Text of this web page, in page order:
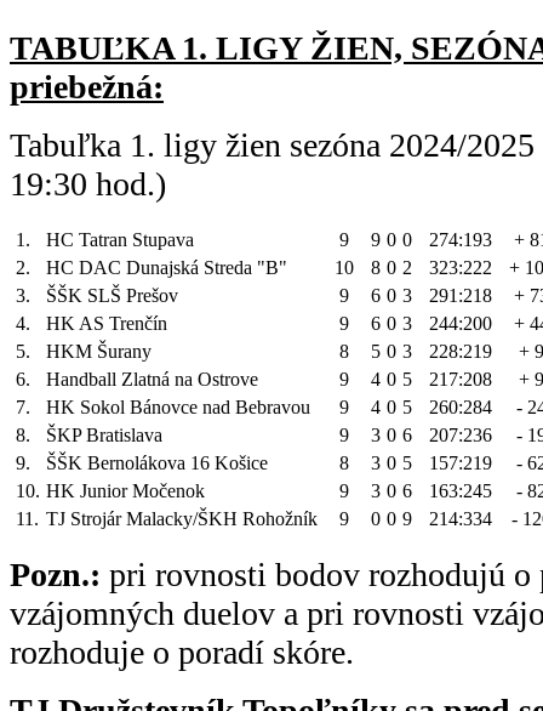
TABUĽKA 1. LIGY ŽIEN,
priebežná:
Tabuľka 1. ligy žien sezóna 2024/
19:30 hod.)
1. HC Tatran Stupava 9 9 0 0 274:193
+
2.
HC DAC Dunajská Streda "B" 10 8 0 2 323:222
+
3.
ŠŠK SLŠ Prešov 9 6 0 3 291:218
+
4.
HK AS Trenčín 9 6 0 3 244:200
+
5.
HKM Šurany 8 5 0 3 228:219
+ 9
6.
Handball Zlatná na Ostrove 9 4 0 5 217:208
+ 9
7.
HK Sokol Bánovce nad Bebravou 9 4 0 5 260:284
-
8.
ŠKP Bratislava 9 3 0 6 207:236
-
9.
ŠŠK Bernolákova 16 Košice 8 3 0 5 157:219
-
10. HK Junior Močenok 9 3 0 6 163:245
-
11. TJ Strojár Malacky/ŠKH Rohožník 9 0 0 9 214:334 -
Pozn.: pri rovnosti bodov rozhodujú o
vzájomných duelov a pri rovnosti
rozhoduje o poradí skóre.